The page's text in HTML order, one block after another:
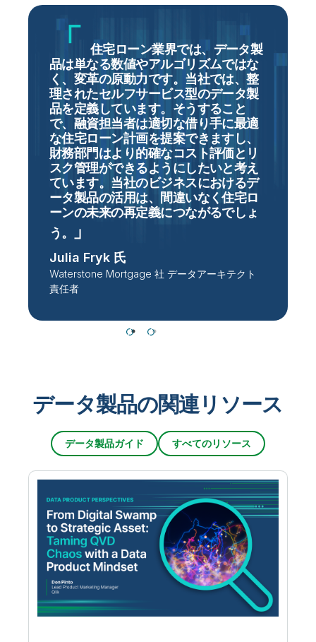
住宅ローン業界では、データ製
品は単なる数値やアルゴリズムではな
く、変革の原動力です。当社では、整
理されたセルフサービス型のデータ製
品を定義しています。そうすること
で、融資担当者は適切な借り手に最適
な住宅ローン計画を提案できますし、
財務部門はより的確なコスト評価とリ
スク管理ができるようにしたいと考え
ています。当社のビジネスにおけるデ
ータ製品の活用は、間違いなく住宅ロ
ーンの未来の再定義につながるでしょ
う 。
Julia Fryk 氏
Waterstone Mortgage 社 データアーキテクト
責任者
データ製品の関連リソース
データ製品ガイド すべてのリソース